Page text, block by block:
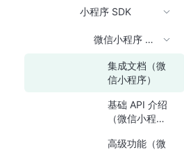
小程序 SDK
微信小程序 SDK
集成文档（微
信小程序）
基础 API 介绍
（微信小程
高级功能（微